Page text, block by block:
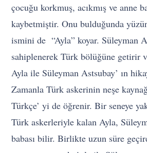
çocuğu korkmuş, acıkmış ve anne
kaybetmiştir. Onu bulduğunda
ismini de “Ayla” koyar. Süleyman
sahiplenerek Türk bölüğüne getirir
Ayla ile Süleyman Astsubay’ ın
Zamanla Türk askerinin neşe
Türkçe’ yi de öğrenir. Bir seneye
Türk askerleriyle kalan Ayla,
babası bilir. Birlikte uzun süre